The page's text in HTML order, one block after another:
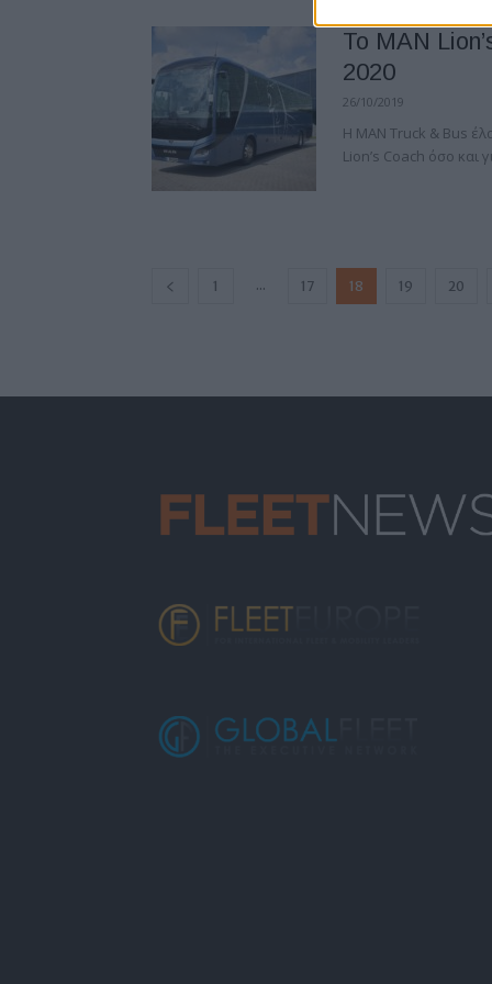
Το MAN
2020
26/10/2019
H MAN Truck & Bus
Lion’s Coach όσο και
1 ... 17 18 19 20